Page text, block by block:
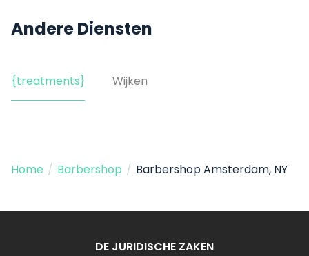
Andere Diensten
{treatments} Wijken
Home / Barbershop / Barbershop Amsterdam, NY
DE JURIDISCHE ZAKEN